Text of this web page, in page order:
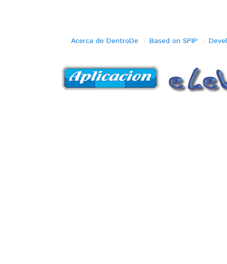
Acerca de DentroDe Based on SPIP